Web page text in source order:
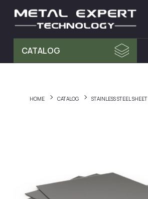
CATALOG
Accesorii pentru balustrade
Fitinguri
HOME CATALOG STAINLESS STEEL SHEET